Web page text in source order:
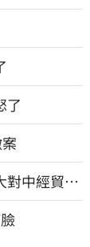
了
對中經貿合